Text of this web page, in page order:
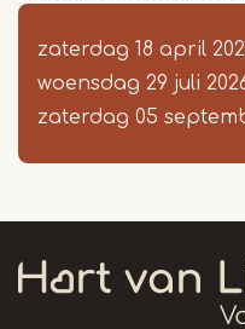
zaterdag 18 april
woensdag 29 juli
zaterdag 05